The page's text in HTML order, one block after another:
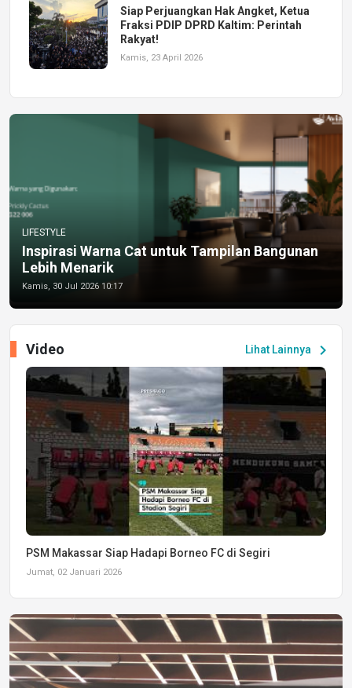
Siap Perjuangkan Hak Angket, Ketua
Fraksi PDIP DPRD Kaltim: Perintah
Rakyat!
Kamis, 23 April 2026
LIFESTYLE
Inspirasi Warna Cat untuk Tampilan Bangunan
Lebih Menarik
Kamis, 30 Jul 2026 10:17
Lihat Lainnya chevron_right
Video
PSM Makassar Siap Hadapi Borneo FC di Segiri
Jumat, 02 Januari 2026